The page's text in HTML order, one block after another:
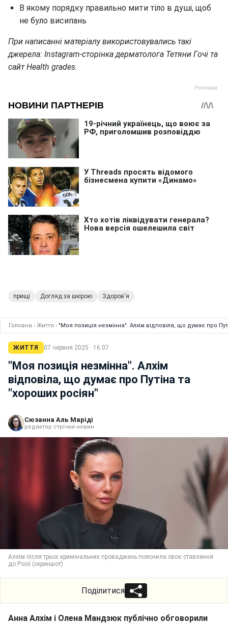
В якому порядку правильно мити тіло в душі, щоб
не було висипань
При написанні матеріалу використовувались такі
джерела: Instagram-сторінка дерматолога Тетяни Гочі та
сайт Health grades.
прищі Догляд за шкірою Здоров'я
Головна › Життя › "Моя позиція незмінна". Алхім відповіла, що думає про
ЖИТТЯ 07 червня 2025 · 16:07
"Моя позиція незмінна". Алхім
відповіла, що думає про Путіна та
"хороших росіян"
Сюзанна Аль Маріді
редактор стрічки новин
Алхім після трьох кримінальних проваджень пояснила своє ставлення
до Росії (скриншот)
Поділитися
Анна Алхім і Олена Мандзюк публічно обговорили